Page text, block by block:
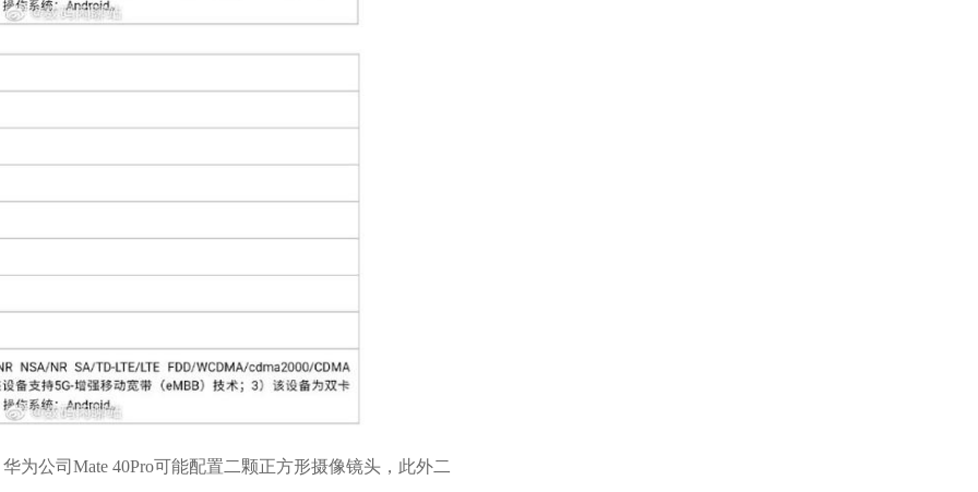
为公司Mate 40Pro可能配置二颗正方形摄像镜头，此外二